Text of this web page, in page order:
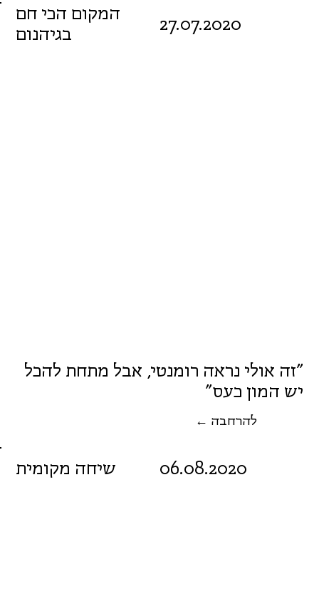
"זה אולי נראה רומנטי, אבל מתחת להכל
יש המון כעס"
← להרחבה
27.07.2020
המקום הכי חם
בגיהנום
06.08.2020 שיחה מקומית